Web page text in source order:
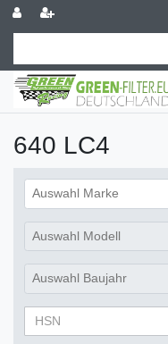
640 LC4
Auswahl Marke
Auswahl Modell
Auswahl Baujahr